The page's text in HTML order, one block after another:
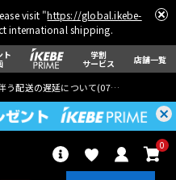
visit "https://global.ikebe-
international shipping.
ト 学割
サービス 店舗一覧
う配送の遅延について(07月29日
0